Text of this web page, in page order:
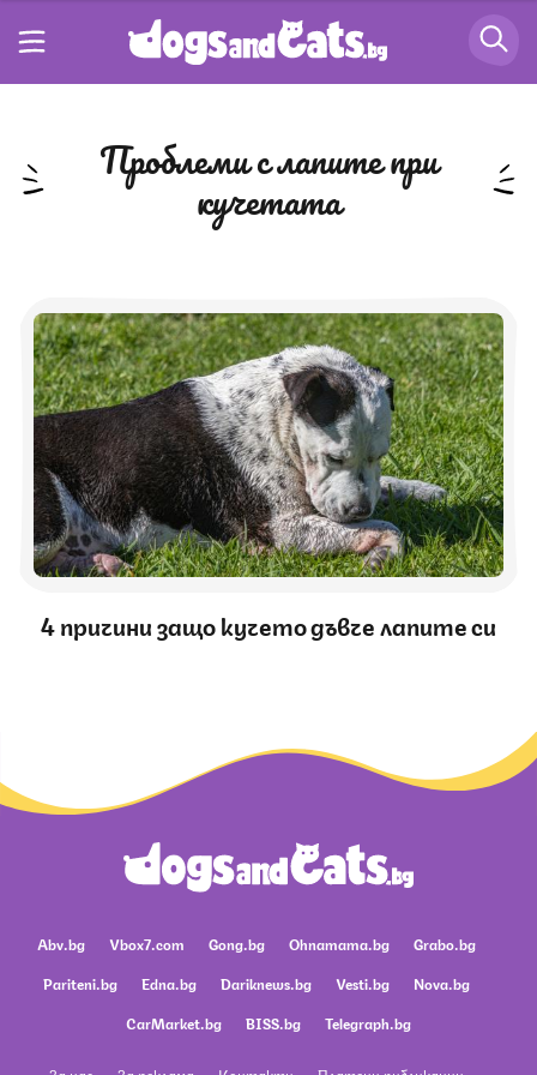
проблеми с лапите при
кучетата
4 причини защо кучето дъвче лапите си
Abv.bg Vbox7.com Gong.bg Ohnamama.bg
Grabo.bg
Pariteni.bg
Edna.bg Dariknews.bg Vesti.bg
Nova.bg
CarMarket.bg
BISS.bg Telegraph.bg